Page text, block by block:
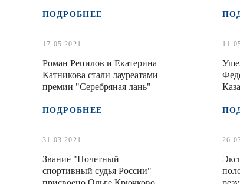
ПОДРОБНЕЕ
17.05.2021
Роман Репилов и Екатерина
Катникова стали лауреатами
премии "Серебряная лань"
ПОДРОБНЕЕ
31.03.2021
Звание "Почетный
спортивный судья России"